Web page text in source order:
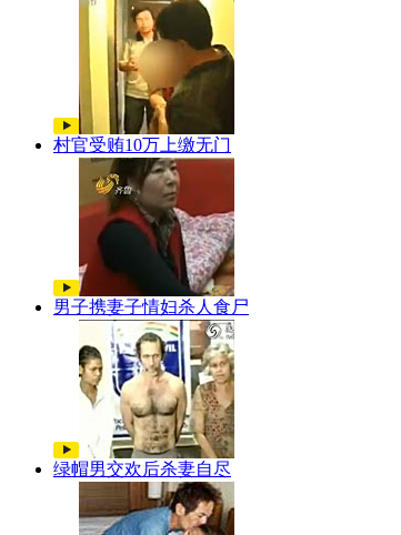
村官受贿10万上缴无门
男子携妻子情妇杀人食尸
绿帽男交欢后杀妻自尽